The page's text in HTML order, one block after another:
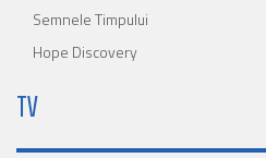
Semnele Timpului
Hope Discovery
TV